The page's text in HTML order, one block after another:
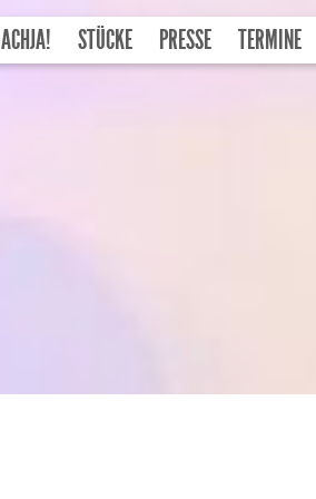
ACHJA! STÜCKE PRESSE TERMINE